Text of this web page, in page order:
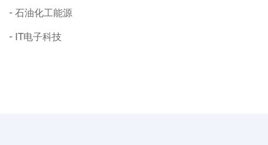
石油化工能源
IT电子科技